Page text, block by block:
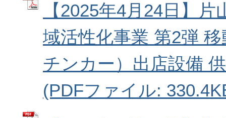
【2025年4月24日】
域活性化事業 第2弾
チンカー）出店設備
(PDFファイル: